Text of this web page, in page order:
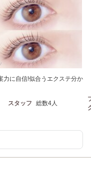
に自信!似合うエクステ分か
スタッフ 総数4人